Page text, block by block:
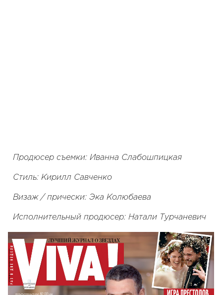
Продюсер съемки: Иванна Слабошпицкая
Стиль: Кирилл Савченко
Визаж / прически: Эка Колюбаева
Исполнительный продюсер: Натали Турчаневич